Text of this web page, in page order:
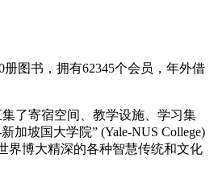
图书，拥有62345个会员，年外借
了寄宿空间、教学设施、学习集
坡国大学院” (Yale-NUS College)
界博大精深的各种智慧传统和文化